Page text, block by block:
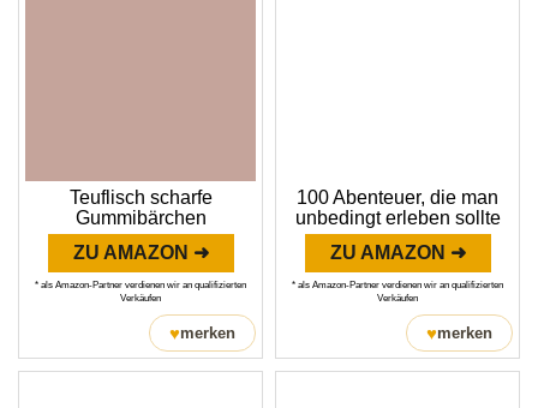
Teuflisch scharfe
Gummibärchen
ZU AMAZON ➜
* als Amazon-Partner verdienen wir an qualifizierten
Verkäufen
♥merken
100 Abenteuer, die man
unbedingt erleben sollte
ZU AMAZON ➜
* als Amazon-Partner verdienen wir an qualifizierten
Verkäufen
♥merken